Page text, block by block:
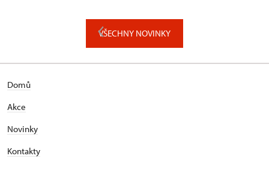
VŠECHNY NOVINKY
Domů
Akce
Novinky
Kontakty